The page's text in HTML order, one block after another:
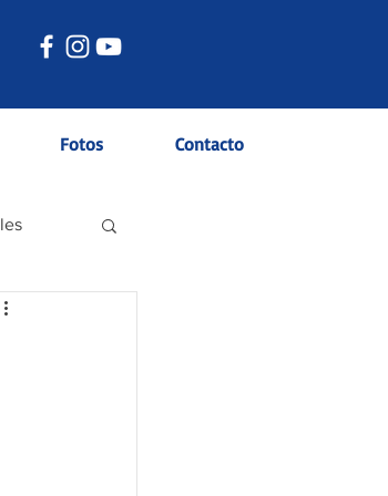
Fotos Contacto